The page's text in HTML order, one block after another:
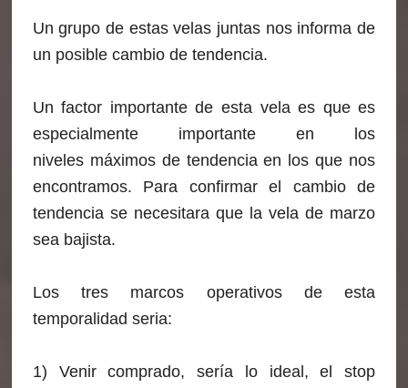
Un grupo de estas velas juntas nos informa de
un posible cambio de tendencia.
Un factor importante de esta vela es que es
especialmente importante en los
niveles máximos de tendencia en los que nos
encontramos. Para confirmar el cambio de
tendencia se necesitara que la vela de marzo
sea bajista.
Los tres marcos operativos de esta
temporalidad seria:
1) Venir comprado, sería lo ideal, el stop